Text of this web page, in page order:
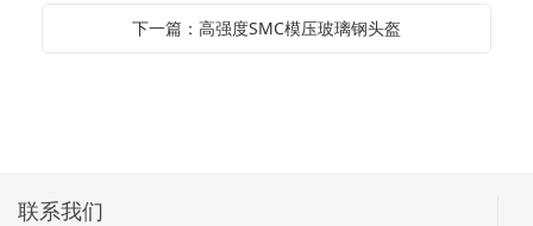
下一篇：高强度SMC模压玻璃钢头盔
联系我们